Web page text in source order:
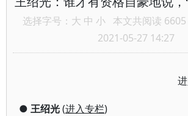
选择字号： 大 中 小 本文共阅读 6605
2021-05-27 14:27
● 王绍光(进入专栏)